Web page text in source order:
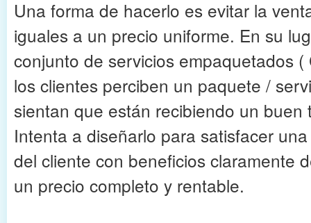
Una forma de hacerlo es evitar la
iguales a un precio uniforme. En su
conjunto de servicios empaquetados
los clientes perciben un paquete /
sientan que están recibiendo un buen
Intenta a diseñarlo para satisfacer
del cliente con beneficios claramente
un precio completo y rentable.